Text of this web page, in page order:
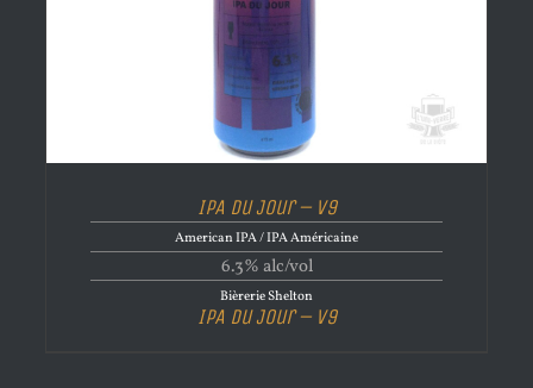
IPA Du Jour – V9
American IPA / IPA Américaine
6.3% alc/vol
Bièrerie Shelton
IPA Du Jour – V9